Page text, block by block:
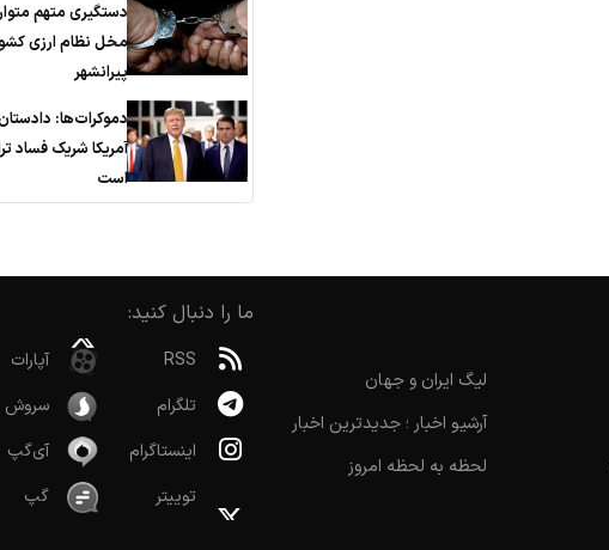
دستگیری متهم
مخل نظام ارزی
پیرانشهر
دموکرات‌ها:
آمریکا شریک فساد
است
لیگ ایران و جهان
آرشیو اخبار ؛ جدیدترین اخبار
لحظه به لحظه امروز
ما را دنبال کنید:
RSS
تلگرام
اینستاگرام
توییتر
آپارات
سروش
آی‌گپ
گپ